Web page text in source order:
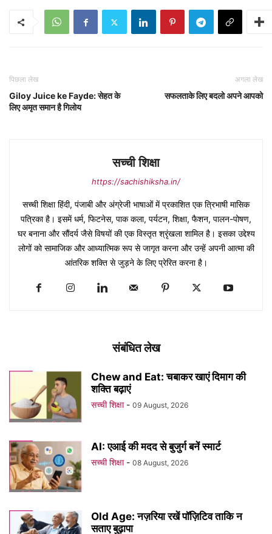
पिछला लेख
Giloy Juice ke Fayde: सेहत के
लिए अमृत समान है गिलोय
अगला लेख
सफलताके लिए बदलो अपने आपको
सच्ची शिक्षा
https://sachishiksha.in/
सच्ची शिक्षा हिंदी, पंजाबी और अंग्रेजी भाषाओं में प्रकाशित एक त्रिभाषी मासिक
पत्रिका है। इसमें धर्म, फिटनेस, पाक कला, पर्यटन, शिक्षा, फैशन, पालन-पोषण,
घर बनाना और सौंदर्य जैसे विषयों की एक विस्तृत श्रृंखला शामिल है। इसका उद्देश्य
लोगों को सामाजिक और आध्यात्मिक रूप से जागृत करना और उन्हें अपनी आत्मा की
आंतरिक शक्ति से जुड़ने के लिए प्रेरित करना है।
संबंधित लेख
Chew and Eat: चबाकर खाएं दिमाग की
शक्ति बढ़ाएं
सच्ची शिक्षा - 09 August, 2026
AI: एआई की मदद से बुजुर्ग बनें स्मार्ट
सच्ची शिक्षा - 08 August, 2026
Old Age: नज़रिया रखें पॉज़िटिव ताकि न
सताए बुढ़ापा